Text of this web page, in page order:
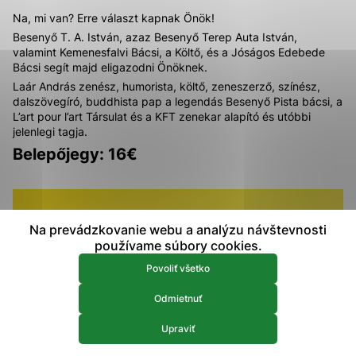
Na, mi van? Erre választ kapnak Önök!
Besenyő T. A. István, azaz Besenyő Terep Auta István,
valamint Kemenesfalvi Bácsi, a Költő, és a Jóságos Edebede
Bácsi segít majd eligazodni Önöknek.
Laár András zenész, humorista, költő, zeneszerző, színész,
dalszövegíró, buddhista pap a legendás Besenyő Pista bácsi, a
L’art pour l’art Társulat és a KFT zenekar alapító és utóbbi
jelenlegi tagja.
Belepőjegy: 16€
Na prevádzkovanie webu a analýzu návštevnosti
používame súbory cookies.
Povoliť všetko
Odmietnuť
Upraviť
prístup k zabezpečeným oblastiam webovej stránky. Bez
týchto súborov cookie nemôže web správne fungovať.
Analytické cookies
Analytické cookies pomáhajú prevádzkovateľovi stránok
pochopiť, ako návštevníci stránok stránku používajú, aby
mohol stránky optimalizovať a ponúknuť im lepšiu
skúsenosť. Všetky dáta sa zbierajú anonymne a nie je
možné ich spojiť s konkrétnou osobou.
Uložiť nastavenia
Viac informácií